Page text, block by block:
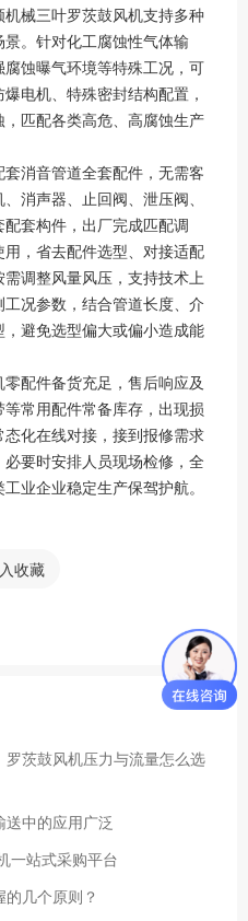
械三叶罗茨鼓风机支持多种
。针对化工腐蚀性气体输
蚀曝气环境等特殊工况，可
电机、特殊密封结构配置，
匹配各类高危、高腐蚀生产
消音管道全套配件，无需客
消声器、止回阀、泄压阀、
套构件，出厂完成匹配调
，省去配件选型、对接适配
调整风量风压，支持技术上
况参数，结合管道长度、介
避免选型偏大或偏小造成能
配件备货充足，售后响应及
常用配件常备库存，出现损
化在线对接，接到报修需求
要时安排人员现场检修，全
业企业稳定生产保驾护航。
收藏
罗茨鼓风机压力与流量怎么选
中的应用广泛
一站式采购平台
几个原则？